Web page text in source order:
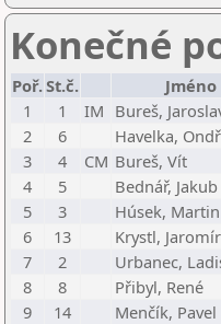
Konečné
Poř.St.č. Jméno
1
1 IM Bureš,
2
6 Havelka,
3
4 CM Bureš, Vít
4
5 Bednář, Jakub
5
3 Húsek, Martin
6
13 Krystl, Jaromír
7
2 Urbanec,
8
8 Přibyl, René
9
14 Menčík, Pavel